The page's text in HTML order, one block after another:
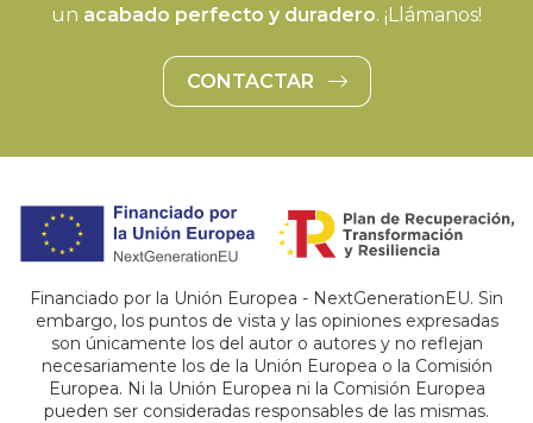
un acabado perfecto y duradero. ¡Llámanos!
CONTACTAR
Financiado por la Unión Europea - NextGenerationEU. Sin
embargo, los puntos de vista y las opiniones expresadas
son únicamente los del autor o autores y no reflejan
necesariamente los de la Unión Europea o la Comisión
Europea. Ni la Unión Europea ni la Comisión Europea
pueden ser consideradas responsables de las mismas.